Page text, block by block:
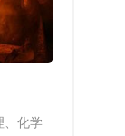
、化学